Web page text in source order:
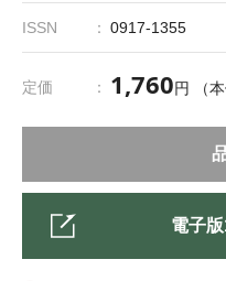
に資する本事業について紹介
ISSN 0917-1355
定価 1,760円 （
電子